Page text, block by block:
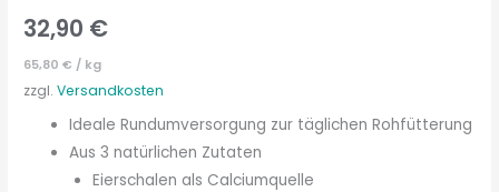
32,90 €
65,80€ / kg
zzgl.Versandkosten
Ideale Rundumversorgung zur täglichen Rohfütterung
Aus 3 natürlichen Zutaten
Eierschalen als Calciumquelle